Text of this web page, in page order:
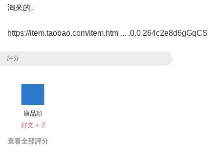
淘來的。
https://item.taobao.com/item.htm ... .0.0.264c2e8d6gGqCS
評分
康品穎
好文 + 2
查看全部評分